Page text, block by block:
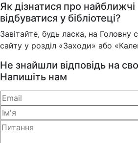
Як дізнатися про найближчі
відбуватися у бібліотеці?
Завітайте, будь ласка, на Головну
сайту у розділ «Заходи» або
Не знайшли відповідь на
Напишіть нам